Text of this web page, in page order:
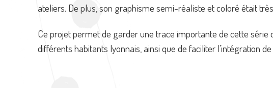
ateliers. De plus, son graphisme semi-réaliste et coloré était
Ce projet permet de garder une trace importante de cette
différents habitants lyonnais, ainsi que de faciliter l’intégration